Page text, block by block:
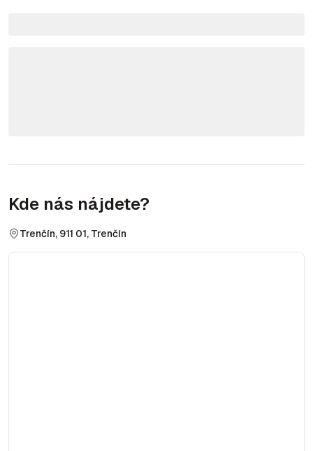
Kde nás nájdete?
Trenčín, 911 01, Trenčín